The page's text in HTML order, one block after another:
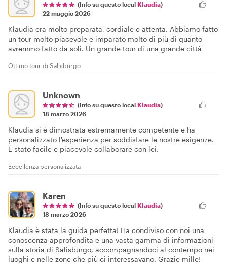
(Info su questo local Klaudia)
22 maggio 2026
Klaudia era molto preparata, cordiale e attenta. Abbiamo fatto
un tour molto piacevole e imparato molto di più di quanto
avremmo fatto da soli. Un grande tour di una grande città
Ottimo tour di Salisburgo
Unknown
(Info su questo local Klaudia)
18 marzo 2026
Klaudia si è dimostrata estremamente competente e ha
personalizzato l'esperienza per soddisfare le nostre esigenze.
È stato facile e piacevole collaborare con lei.
Eccellenza personalizzata
Karen
(Info su questo local Klaudia)
18 marzo 2026
Klaudia è stata la guida perfetta! Ha condiviso con noi una
conoscenza approfondita e una vasta gamma di informazioni
sulla storia di Salisburgo, accompagnandoci al contempo nei
luoghi e nelle zone che più ci interessavano. Grazie mille!